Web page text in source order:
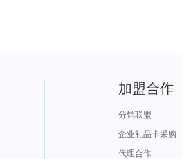
加盟合作
分销联盟
企业礼品卡采购
代理合作